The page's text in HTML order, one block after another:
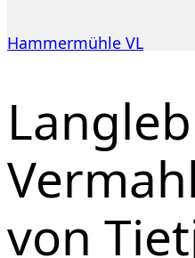
Hammermühle VL
von